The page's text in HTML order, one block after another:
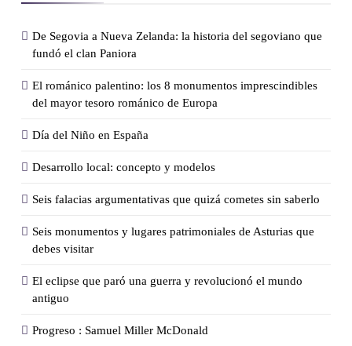
De Segovia a Nueva Zelanda: la historia del segoviano que
fundó el clan Paniora
El románico palentino: los 8 monumentos imprescindibles
del mayor tesoro románico de Europa
Día del Niño en España
Desarrollo local: concepto y modelos
Seis falacias argumentativas que quizá cometes sin saberlo
Seis monumentos y lugares patrimoniales de Asturias que
debes visitar
El eclipse que paró una guerra y revolucionó el mundo
antiguo
Progreso : Samuel Miller McDonald